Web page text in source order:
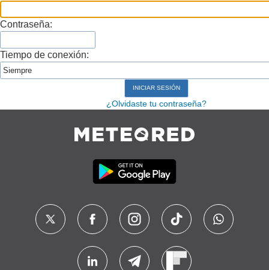
Contraseña:
Tiempo de conexión:
¿Olvidaste tu contraseña?